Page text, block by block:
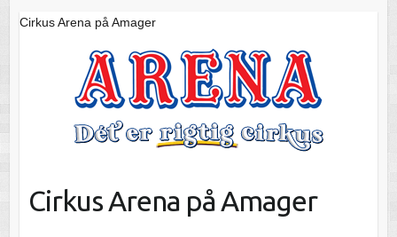
Cirkus Arena på Amager
Cirkus Arena på Amager